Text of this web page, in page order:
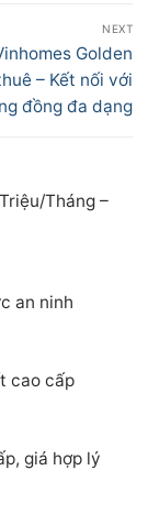
NEXT
Golden
– Kết nối với
đồng đa dạng
Tháng –
an ninh
cao cấp
giá hợp lý